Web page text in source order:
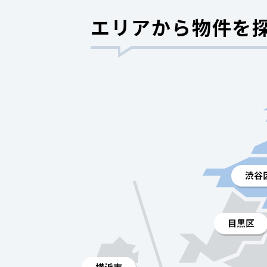
エリアから物件を